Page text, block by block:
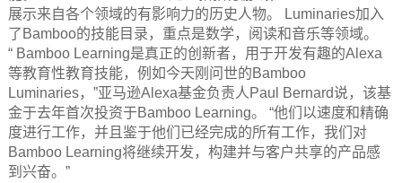
展示来自各个领域的有影响力的历史人物。 Luminaries加入
了Bamboo的技能目录，重点是数学，阅读和音乐等领域。
“ Bamboo Learning是真正的创新者，用于开发有趣的Alexa
等教育性教育技能，例如今天刚问世的Bamboo
Luminaries，”亚马逊Alexa基金负责人Paul Bernard说，该基
金于去年首次投资于Bamboo Learning。 “他们以速度和精确
度进行工作，并且鉴于他们已经完成的所有工作，我们对
Bamboo Learning将继续开发，构建并与客户共享的产品感
到兴奋。”